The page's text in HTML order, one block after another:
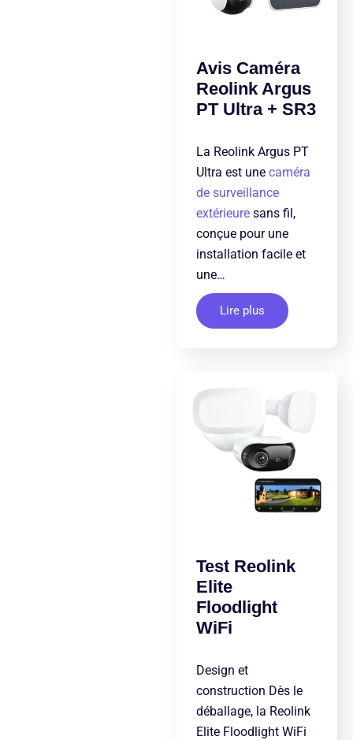
Avis Caméra
Reolink Argus
PT Ultra + SR3
La Reolink Argus PT
Ultra est une caméra
de surveillance
extérieure sans fil,
conçue pour une
installation facile et
une…
Lire plus
Test Reolink
Elite
Floodlight
WiFi
Design et
construction Dès le
déballage, la Reolink
Elite Floodlight WiFi